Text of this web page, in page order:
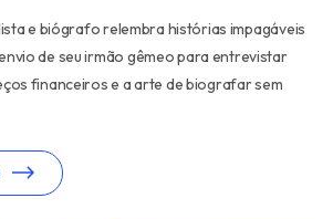
e biógrafo relembra histórias impagáveis
de seu irmão gêmeo para entrevistar
financeiros e a arte de biografar sem